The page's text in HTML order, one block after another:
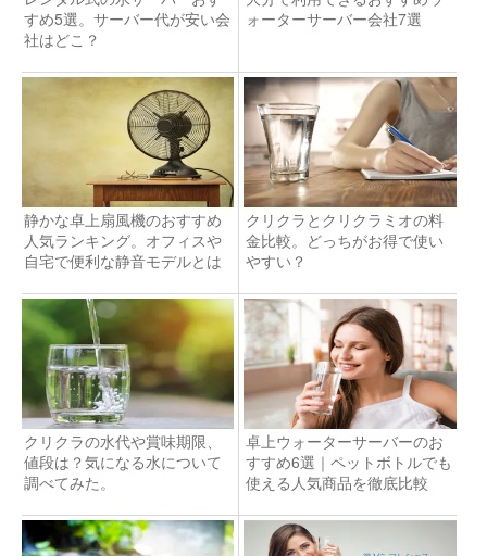
すめ5選。サーバー代が安い会
社はどこ？
ォーターサーバー会社7選
静かな卓上扇風機のおすすめ
人気ランキング。オフィスや
自宅で便利な静音モデルとは
クリクラとクリクラミオの料
金比較。どっちがお得で使い
やすい？
クリクラの水代や賞味期限、
値段は？気になる水について
調べてみた。
卓上ウォーターサーバーのお
すすめ6選｜ペットボトルでも
使える人気商品を徹底比較